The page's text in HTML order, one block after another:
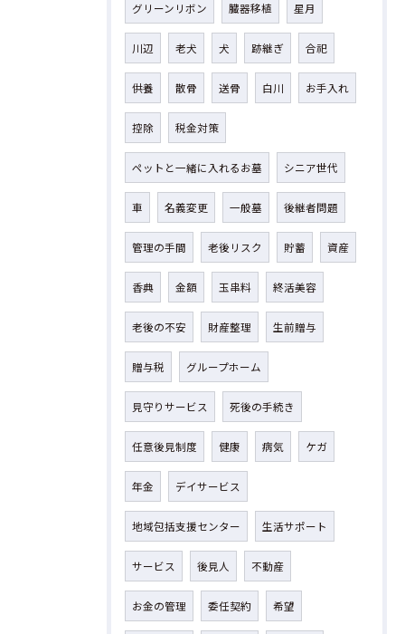
グリーンリボン 臓器移植 星月
川辺 老犬 犬 跡継ぎ 合祀
供養 散骨 送骨 白川 お手入れ
控除 税金対策
ペットと一緒に入れるお墓 シニア世代
車 名義変更 一般墓 後継者問題
管理の手間 老後リスク 貯蓄 資産
香典 金額 玉串料 終活美容
老後の不安 財産整理 生前贈与
贈与税 グループホーム
見守りサービス 死後の手続き
任意後見制度 健康 病気 ケガ
年金 デイサービス
地域包括支援センター 生活サポート
サービス 後見人 不動産
お金の管理 委任契約 希望